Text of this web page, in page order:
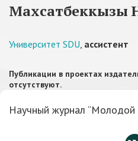
Махсатбеккызы
Университет SDU, ассистент
Публикации в проектах
отсутствуют.
Научный журнал “Молодой